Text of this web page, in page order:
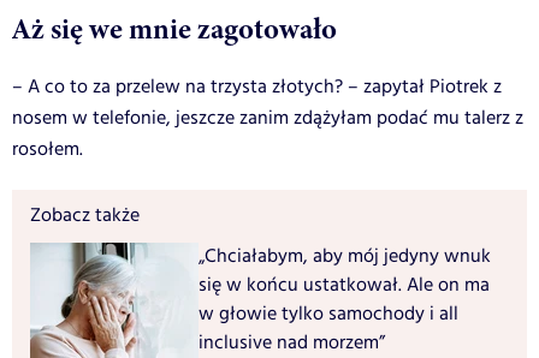
Aż się we mnie zagotowało
– A co to za przelew na trzysta złotych? – zapytał Piotrek z
nosem w telefonie, jeszcze zanim zdążyłam podać mu talerz z
rosołem.
Zobacz także
„Chciałabym, aby mój jedyny wnuk
się w końcu ustatkował. Ale on ma
w głowie tylko samochody i all
inclusive nad morzem”